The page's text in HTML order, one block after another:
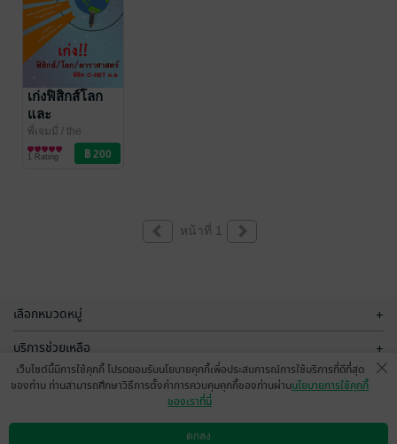
สุดแกร่ง- 2
เก่งฟิสิกส์โลก
และ
ดาราศาสตร์
พิชิตข้อสอบโอ
พี่เจมมี่ / the
physics mapper
การศึกษา/ตำรา
เรียน
1 Rating
หน้าที่ 1
เลือกหมวดหมู่ +
บริการช่วยเหลือ +
เกี่ยวกับเรา
เว็บไซต์นี้มีการใช้คุกกี้ โปรดยอมรับนโยบายคุกกี้เพื่อประสบการณ์การใช้บริการที่ดีที่สุด
ของท่าน ท่านสามารถศึกษาวิธีการตั้งค่าการควบคุมคุกกี้ของท่านผ่านนโยบายการใช้คุกกี้
ของเราที่นี่
ตกลง